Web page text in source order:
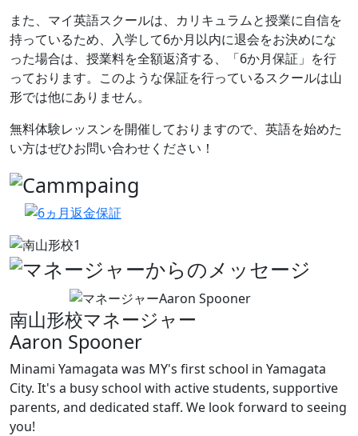
また、マイ英語スクールは、カリキュラムと授業に自信を
持っているため、入学して6か月以内に退会をお決めにな
った場合は、授業料を全額返済する、「6か月保証」を行
っております。このような保証を行っているスクールは山
形では他にありません。
無料体験レッスンを開催しておりますので、英語を始めた
い方はぜひお問い合わせください！
前へ
南山形校マネージャー
Aaron Spooner
Minami Yamagata was MY's first school in Yamagata
City. It's a busy school with active students, supportive
parents, and dedicated staff. We look forward to seeing
you!